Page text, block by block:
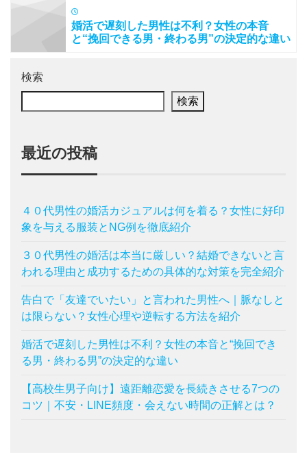
婚活で遅刻した男性は不利？女性の本音
と“挽回できる男・終わる男”の決定的な違い
検索
検索
最近の投稿
４０代男性の婚活カジュアルは何を着る？女性に好印
象を与える服装とNG例を徹底紹介
３０代男性の婚活は本当に厳しい？結婚できないと言
われる理由と成功するための具体的な対策を完全紹介
告白で「友達でいたい」と言われた男性へ｜脈なしと
は限らない？女性心理や逆転する方法を紹介
婚活で遅刻した男性は不利？女性の本音と“挽回でき
る男・終わる男”の決定的な違い
【高校生男子向け】遠距離恋愛を長続きさせる7つの
コツ｜不安・LINE頻度・会えない時間の正解とは？